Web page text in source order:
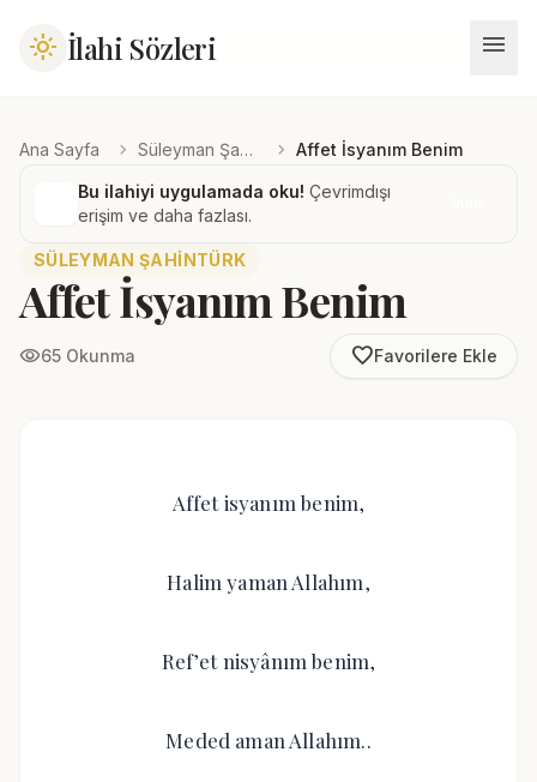
light_mode İlahi Sözleri menu
Ana Sayfa chevron_right Süleyman Şahintürk chevron_right Affet İsyanım Benim
Bu ilahiyi uygulamada oku! Çevrimdışı
erişim ve daha fazlası.
SÜLEYMAN ŞAHINTÜRK
Affet İsyanım Benim
visibility65 Okunma favorite_borderFavorilere Ekle
Affet isyanım benim,
Halim yaman Allahım,
Ref’et nisyânım benim,
Meded aman Allahım..